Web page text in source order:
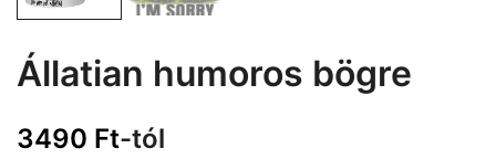
Állatian humoros bögre
3490 Ft-tól